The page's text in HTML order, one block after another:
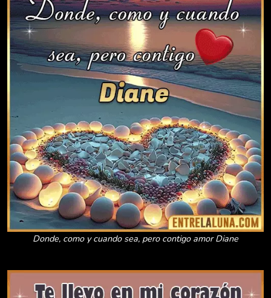
Donde, como y cuando sea, pero contigo amor Diane